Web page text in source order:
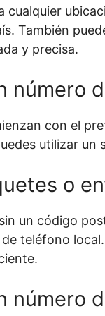
cualquier
También
y precisa.
número
con el
utilizar
o
un código
teléfono
número